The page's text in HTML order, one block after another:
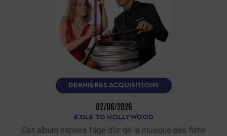
DERNIÈRES ACQUISITIONS
02/06/2026
EXILE TO HOLLYWOOD
Cet album explore l’âge d’or de la musique des films